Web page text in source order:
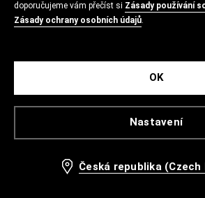
doporučujeme vám přečíst si Zásady používání
Zásady ochrany osobních údajů.
Nastavení
OK
Česká republika (Czech